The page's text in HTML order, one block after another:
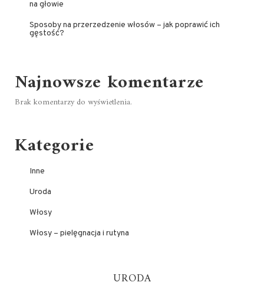
na głowie
Sposoby na przerzedzenie włosów – jak poprawić ich
gęstość?
Najnowsze komentarze
Brak komentarzy do wyświetlenia.
Kategorie
Inne
Uroda
Włosy
Włosy – pielęgnacja i rutyna
URODA